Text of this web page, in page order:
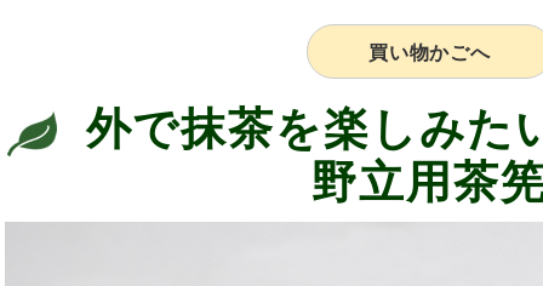
買い物かごへ
外で抹茶を楽しみた
野立用茶